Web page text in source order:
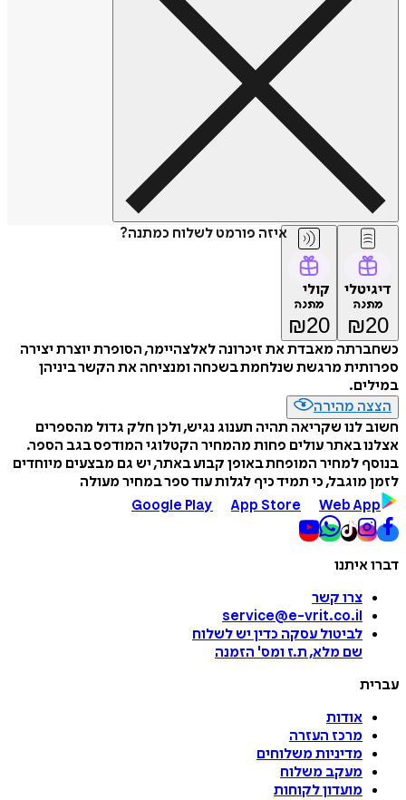
איזה פורמט לשלוח כמתנה?
דיגיטלי
מתנה
₪20
קולי
מתנה
₪20
כשחברתה מאבדת את זיכרונה לאלצהיימר, הסופרת יוצרת יצירה
ספרותית מרגשת שנלחמת בשכחה ומנציחה את הקשר ביניהן
במילים.
הצצה מהירה
חשוב לנו שקריאה תהיה תענוג נגיש, ולכן חלק גדול מהספרים
אצלנו באתר עולים פחות מהמחיר הקטלוגי המודפס בגב הספר.
בנוסף למחיר המופחת באופן קבוע באתר, יש גם מבצעים מיוחדים
לזמן מוגבל, כי תמיד כיף לגלות עוד ספר במחיר מעולה
Google Play
App Store Web App
דברו איתנו
צרו קשר
service@e-vrit.co.il
לביטול עסקה כדין יש לשלוח
שם מלא, ת.ז ומס' הזמנה
עברית
אודות
מרכז העזרה
מדיניות משלוחים
מעקב משלוח
מועדון לקוחות